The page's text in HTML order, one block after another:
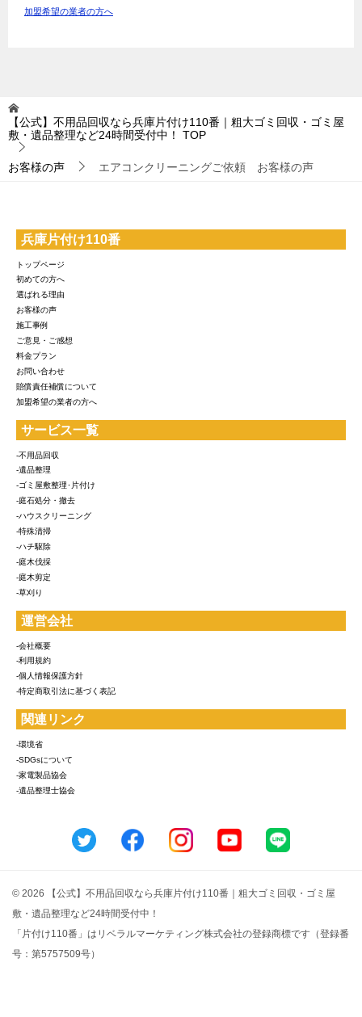
加盟希望の業者の方へ
【公式】不用品回収なら兵庫片付け110番｜粗大ゴミ回収・ゴミ屋
敷・遺品整理など24時間受付中！
TOP
お客様の声 エアコンクリーニングご依頼 お客様の声
兵庫片付け110番
トップページ
初めての方へ
選ばれる理由
お客様の声
施工事例
ご意見・ご感想
料金プラン
お問い合わせ
賠償責任補償について
加盟希望の業者の方へ
サービス一覧
-不用品回収
-遺品整理
-ゴミ屋敷整理･片付け
-庭石処分・撤去
-ハウスクリーニング
-特殊清掃
-ハチ駆除
-庭木伐採
-庭木剪定
-草刈り
運営会社
-会社概要
-利用規約
-個人情報保護方針
-特定商取引法に基づく表記
関連リンク
-環境省
-SDGsについて
-家電製品協会
-遺品整理士協会
© 2026 【公式】不用品回収なら兵庫片付け110番｜粗大ゴミ回収・ゴミ屋
敷・遺品整理など24時間受付中！
「片付け110番」はリベラルマーケティング株式会社の登録商標です（登録番
号：第5757509号）